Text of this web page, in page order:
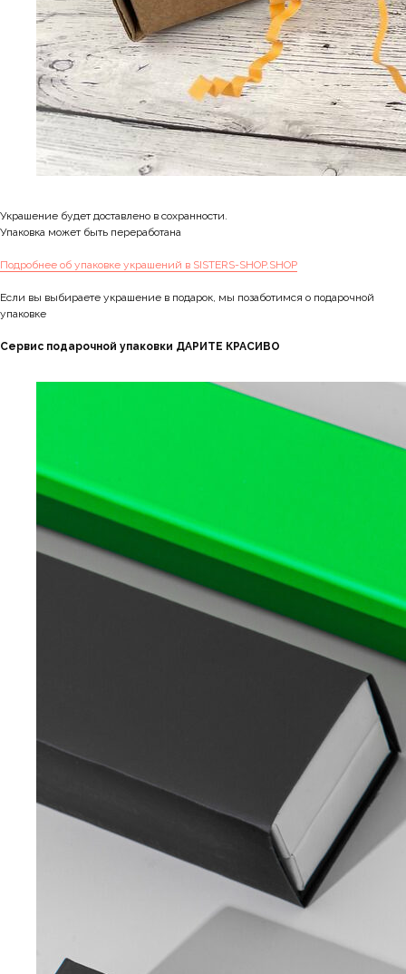
Украшение будет доставлено в сохранности.
Упаковка может быть переработана
Подробнее об упаковке украшений в SISTERS-SHOP.SHOP
Если вы выбираете украшение в подарок, мы позаботимся о подарочной
упаковке
Сервис подарочной упаковки ДАРИТЕ КРАСИВО